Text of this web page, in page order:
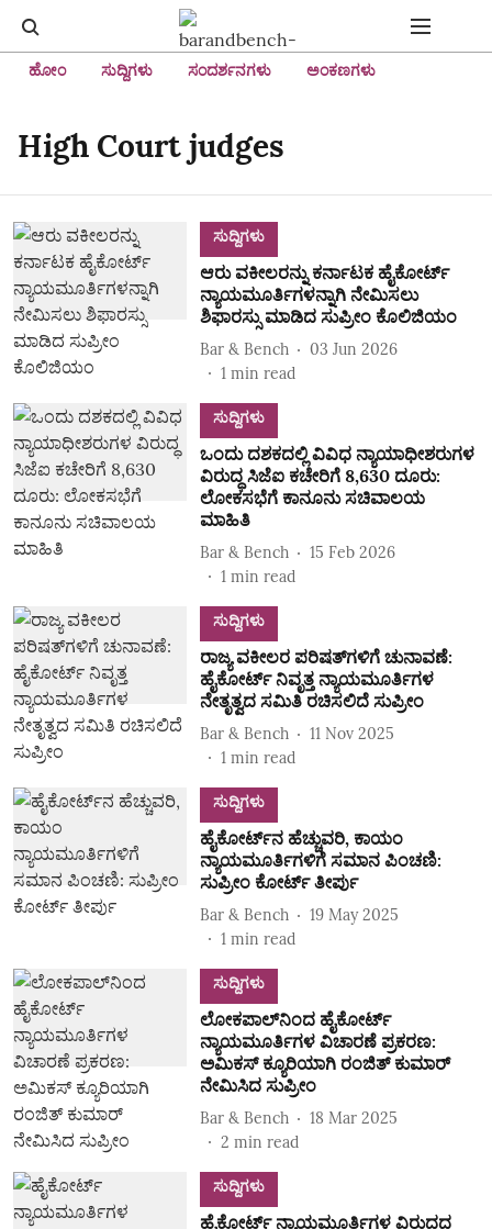
ಹೋಂ ಸುದ್ದಿಗಳು ಸಂದರ್ಶನಗಳು ಅಂಕಣಗಳು
High Court judges
ಸುದ್ದಿಗಳು
ಆರು ವಕೀಲರನ್ನು ಕರ್ನಾಟಕ ಹೈಕೋರ್ಟ್‌
ನ್ಯಾಯಮೂರ್ತಿಗಳನ್ನಾಗಿ ನೇಮಿಸಲು
ಶಿಫಾರಸ್ಸು ಮಾಡಿದ ಸುಪ್ರೀಂ ಕೊಲಿಜಿಯಂ
Bar & Bench
03 Jun 2026
1 min read
ಸುದ್ದಿಗಳು
ಒಂದು ದಶಕದಲ್ಲಿ ವಿವಿಧ ನ್ಯಾಯಾಧೀಶರುಗಳ
ವಿರುದ್ಧ ಸಿಜೆಐ ಕಚೇರಿಗೆ 8,630 ದೂರು:
ಲೋಕಸಭೆಗೆ ಕಾನೂನು ಸಚಿವಾಲಯ
ಮಾಹಿತಿ
Bar & Bench
15 Feb 2026
1 min read
ಸುದ್ದಿಗಳು
ರಾಜ್ಯ ವಕೀಲರ ಪರಿಷತ್‌ಗಳಿಗೆ ಚುನಾವಣೆ:
ಹೈಕೋರ್ಟ್ ನಿವೃತ್ತ ನ್ಯಾಯಮೂರ್ತಿಗಳ
ನೇತೃತ್ವದ ಸಮಿತಿ ರಚಿಸಲಿದೆ ಸುಪ್ರೀಂ
Bar & Bench
11 Nov 2025
1 min read
ಸುದ್ದಿಗಳು
ಹೈಕೋರ್ಟ್‌ನ ಹೆಚ್ಚುವರಿ, ಕಾಯಂ
ನ್ಯಾಯಮೂರ್ತಿಗಳಿಗೆ ಸಮಾನ ಪಿಂಚಣಿ:
ಸುಪ್ರೀಂ ಕೋರ್ಟ್‌ ತೀರ್ಪು
Bar & Bench
19 May 2025
1 min read
ಸುದ್ದಿಗಳು
ಲೋಕಪಾಲ್‌ನಿಂದ ಹೈಕೋರ್ಟ್
ನ್ಯಾಯಮೂರ್ತಿಗಳ ವಿಚಾರಣೆ ಪ್ರಕರಣ:
ಅಮಿಕಸ್ ಕ್ಯೂರಿಯಾಗಿ ರಂಜಿತ್ ಕುಮಾರ್
ನೇಮಿಸಿದ ಸುಪ್ರೀಂ
Bar & Bench
18 Mar 2025
2 min read
ಸುದ್ದಿಗಳು
ಹೈಕೋರ್ಟ್ ನ್ಯಾಯಮೂರ್ತಿಗಳ ವಿರುದ್ಧದ